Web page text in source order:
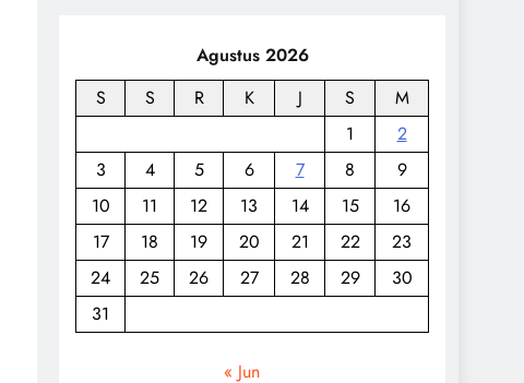
Agustus 2026
S
S R K J S
M
1
2
3
4 5 6 7 8
9
10
11 12 13 14 15
16
17
18 19 20 21 22
23
24
25 26 27 28 29
30
31
« Jun